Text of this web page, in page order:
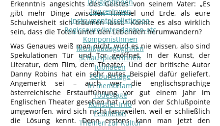
TänzerInnen
InstrumentalsolistInnen
Regisseure/Intendanten-etc
KomponistInnen
MusikpädagogInnen
SchauspielerInnen
Jubilaeen
Geburtstage
In memoriam
Todestage
Künstler-Info
Feuilleton
Themen zur Kultur
Erkenntnis angesichts des Geistes von seinem Vater: „Es
gibt mehr Dinge zwischen Himmel und Erde, als eure
Schulweisheit sich träumen lässt.“ Könnte es also wirklich
sein, dass die Toten unter den Lebenden herumwandern?
Was Genaues weiß man nicht, wird es nie wissen, also sind
Spekulationen Tür und Tor geöffnet. In der Kunst, der
Literatur, dem Film, dem Theater. Und der britische Autor
Danny Robins hat ein sehr gutes Beispiel dafür geliefert.
Angemerkt sei – auch wer die englischsprachige
österreichische Erstaufführung vor gut einem Jahr im
Englischen Theater gesehen hat und von der Schlußpointe
umgeworfen, wird sich nicht langweilen, weil er schließlich
die Lösung kennt. Denn erstens kann man jetzt den